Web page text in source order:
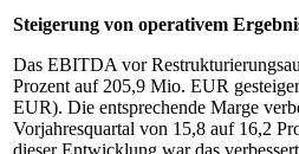
Steigerung von operativem
Das EBITDA vor
Prozent auf 205,9 Mio. EUR
EUR). Die entsprechende Marge
Vorjahresquartal von 15,8 auf 16,2
dieser Entwicklung war das